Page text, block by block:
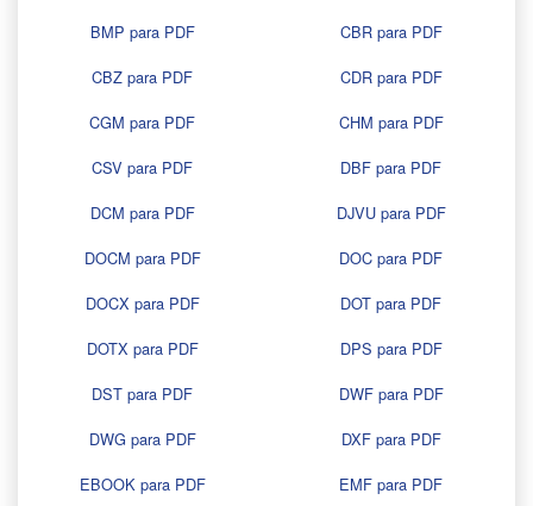
BMP para PDF
CBR para PDF
CBZ para PDF
CDR para PDF
CGM para PDF
CHM para PDF
CSV para PDF
DBF para PDF
DCM para PDF
DJVU para PDF
DOCM para PDF
DOC para PDF
DOCX para PDF
DOT para PDF
DOTX para PDF
DPS para PDF
DST para PDF
DWF para PDF
DWG para PDF
DXF para PDF
EBOOK para PDF
EMF para PDF